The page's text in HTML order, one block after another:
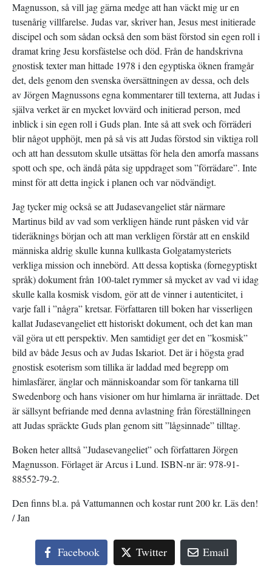
Magnusson, så vill jag gärna medge att han väckt mig ur en
tusenårig villfarelse. Judas var, skriver han, Jesus mest initierade
discipel och som sådan också den som bäst förstod sin egen roll i
dramat kring Jesu korsfästelse och död. Från de handskrivna
gnostisk texter man hittade 1978 i den egyptiska öknen framgår
det, dels genom den svenska översättningen av dessa, och dels
av Jörgen Magnussons egna kommentarer till texterna, att Judas i
själva verket är en mycket lovvärd och initierad person, med
inblick i sin egen roll i Guds plan. Inte så att svek och förräderi
blir något upphöjt, men på så vis att Judas förstod sin viktiga roll
och att han dessutom skulle utsättas för hela den amorfa massans
spott och spe, och ändå påta sig uppdraget som ”förrädare”. Inte
minst för att detta ingick i planen och var nödvändigt.
Jag tycker mig också se att Judasevangeliet står närmare
Martinus bild av vad som verkligen hände runt påsken vid vår
tideräknings början och att man verkligen förstår att en enskild
människa aldrig skulle kunna kullkasta Golgatamysteriets
verkliga mission och innebörd. Att dessa koptiska (fornegyptiskt
språk) dokument från 100-talet rymmer så mycket av vad vi idag
skulle kalla kosmisk visdom, gör att de vinner i autenticitet, i
varje fall i ”några” kretsar. Författaren till boken har visserligen
kallat Judasevangeliet ett historiskt dokument, och det kan man
väl göra ut ett perspektiv. Men samtidigt ger det en ”kosmisk”
bild av både Jesus och av Judas Iskariot. Det är i högsta grad
gnostisk esoterism som tillika är laddad med begrepp om
himlasfärer, änglar och människoandar som för tankarna till
Swedenborg och hans visioner om hur himlarna är inrättade. Det
är sällsynt befriande med denna avlastning från föreställningen
att Judas spräckte Guds plan genom sitt ”lågsinnade” tilltag.
Boken heter alltså ”Judasevangeliet” och författaren Jörgen
Magnusson. Förlaget är Arcus i Lund. ISBN-nr är: 978-91-
88552-79-2.
Den finns bl.a. på Vattumannen och kostar runt 200 kr. Läs den!
/ Jan
Facebook Twitter Email